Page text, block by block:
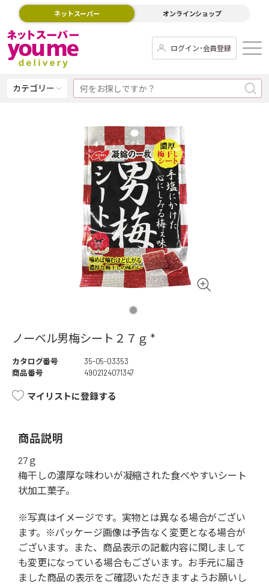
ネットスーパー オンラインショップ
ログイン･会員登録
カテゴリー
ノーベル男梅シート２７ｇ *
カタログ番号
35-05-03353
商品番号
4902124071347
マイリストに登録する
商品説明
27ｇ
梅干しの濃厚な味わいが凝縮された食べやすいシート
状加工菓子。
※写真はイメージです。実物とは異なる場合がござい
ます。※パッケージ画像は予告なく変更となる場合が
ございます。また、商品表示の記載内容に関しまして
も変更になっている場合もございます。お手元に届き
ました商品の表示をご確認いただきますようお願いし